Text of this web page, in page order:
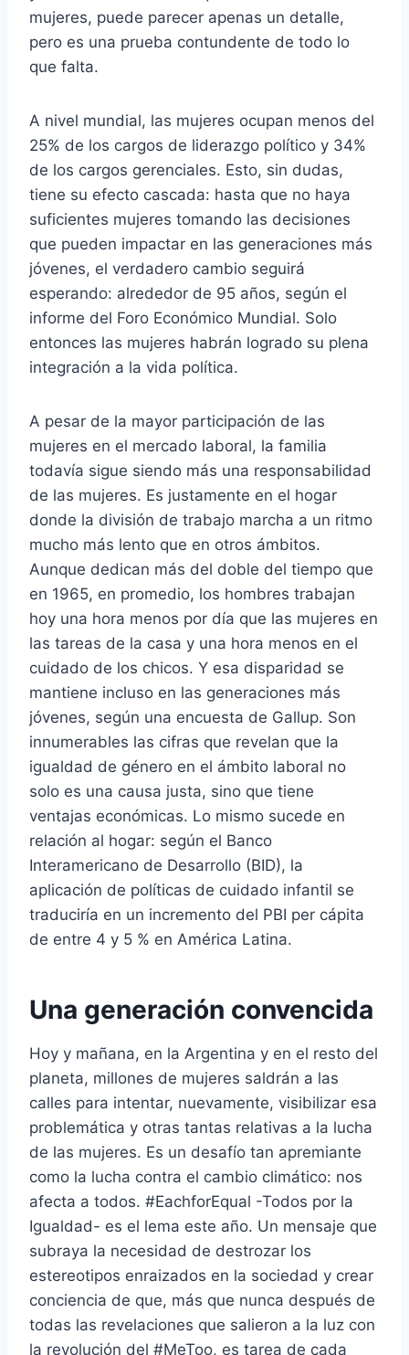
mujeres, puede parecer apenas un detalle,
pero es una prueba contundente de todo lo
que falta.
A nivel mundial, las mujeres ocupan menos del
25% de los cargos de liderazgo político y 34%
de los cargos gerenciales. Esto, sin dudas,
tiene su efecto cascada: hasta que no haya
suficientes mujeres tomando las decisiones
que pueden impactar en las generaciones más
jóvenes, el verdadero cambio seguirá
esperando: alrededor de 95 años, según el
informe del Foro Económico Mundial. Solo
entonces las mujeres habrán logrado su plena
integración a la vida política.
A pesar de la mayor participación de las
mujeres en el mercado laboral, la familia
todavía sigue siendo más una responsabilidad
de las mujeres. Es justamente en el hogar
donde la división de trabajo marcha a un ritmo
mucho más lento que en otros ámbitos.
Aunque dedican más del doble del tiempo que
en 1965, en promedio, los hombres trabajan
hoy una hora menos por día que las mujeres en
las tareas de la casa y una hora menos en el
cuidado de los chicos. Y esa disparidad se
mantiene incluso en las generaciones más
jóvenes, según una encuesta de Gallup. Son
innumerables las cifras que revelan que la
igualdad de género en el ámbito laboral no
solo es una causa justa, sino que tiene
ventajas económicas. Lo mismo sucede en
relación al hogar: según el Banco
Interamericano de Desarrollo (BID), la
aplicación de políticas de cuidado infantil se
traduciría en un incremento del PBI per cápita
de entre 4 y 5 % en América Latina.
Una generación convencida
Hoy y mañana, en la Argentina y en el resto del
planeta, millones de mujeres saldrán a las
calles para intentar, nuevamente, visibilizar esa
problemática y otras tantas relativas a la lucha
de las mujeres. Es un desafío tan apremiante
como la lucha contra el cambio climático: nos
afecta a todos. #EachforEqual -Todos por la
Igualdad- es el lema este año. Un mensaje que
subraya la necesidad de destrozar los
estereotipos enraizados en la sociedad y crear
conciencia de que, más que nunca después de
todas las revelaciones que salieron a la luz con
la revolución del #MeToo, es tarea de cada